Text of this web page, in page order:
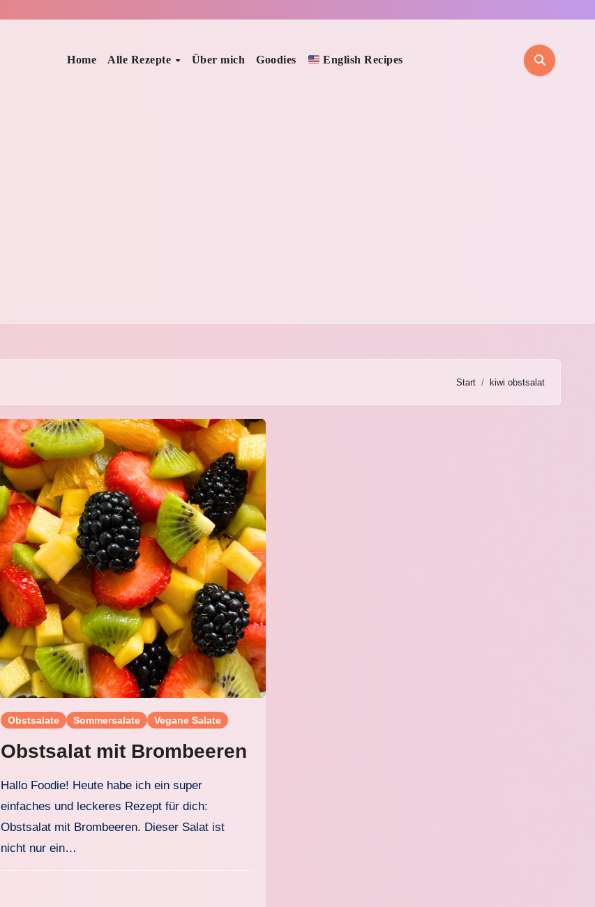
Home Alle Rezepte Über mich Goodies English Recipes
Start kiwi obstsalat
Obstsalate Sommersalate Vegane Salate
Obstsalat mit Brombeeren
Hallo Foodie! Heute habe ich ein super
einfaches und leckeres Rezept für dich:
Obstsalat mit Brombeeren. Dieser Salat ist
nicht nur ein…